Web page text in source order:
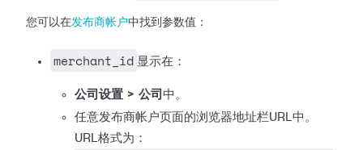
您可以在发布商帐户中找到参数值：
merchant_id 显示在：
公司设置 > 公司 中。
任意发布商帐户页面的浏览器地址栏URL中。
URL格式为：